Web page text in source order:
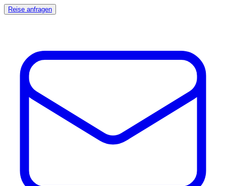
Reise anfragen